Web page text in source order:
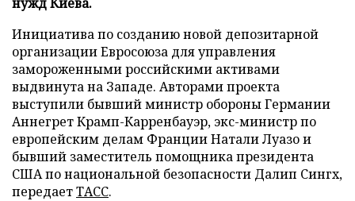
Инициатива по созданию новой депозитарной
организации Евросоюза для управления
замороженными российскими активами
выдвинута на Западе. Авторами проекта
выступили бывший министр обороны Германии
Аннегрет Крамп-Карренбауэр, экс-министр по
европейским делам Франции Натали Луазо и
бывший заместитель помощника президента
США по национальной безопасности Далип Сингх,
передаетТАСС.